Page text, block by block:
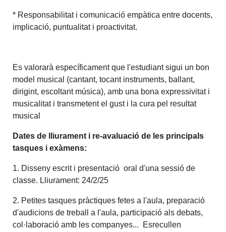
* Responsabilitat i comunicació empàtica entre docents,
implicació, puntualitat i proactivitat.
Es valorarà específicament que l'estudiant sigui un bon
model musical (cantant, tocant instruments, ballant,
dirigint, escoltant música), amb una bona expressivitat i
musicalitat i transmetent el gust i la cura pel resultat
musical
Dates de lliurament i re-avaluació de les principals
tasques i exàmens:
1. Disseny escrit i presentació oral d'una sessió de
classe. Lliurament: 24/2/25
2. Petites tasques pràctiques fetes a l'aula, preparació
d'audicions de treball a l'aula, participació als debats,
col·laboració amb les companyes... Esrecullen